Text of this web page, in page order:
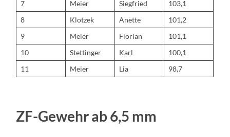
7
Meier Siegfried
103,1
8
Klotzek Anette
101,2
9
Meier Florian
101,1
10
Stettinger Karl
100,1
11
Meier Lia 98,7
ZF-Gewehr ab 6,5 mm